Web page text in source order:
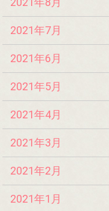
2021年7月
2021年6月
2021年5月
2021年4月
2021年3月
2021年2月
2021年1月